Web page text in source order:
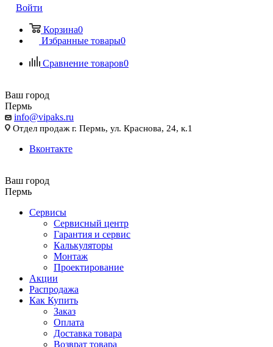
Войти
Корзина0
Избранные товары0
Сравнение товаров0
Ваш город
Пермь
info@vipaks.ru
Отдел продаж г. Пермь, ул. Краснова, 24, к.1
Вконтакте
Ваш город
Пермь
Сервисы
Сервисный центр
Гарантия и сервис
Калькуляторы
Монтаж
Проектирование
Акции
Распродажа
Как Купить
Заказ
Оплата
Доставка товара
Возврат товара